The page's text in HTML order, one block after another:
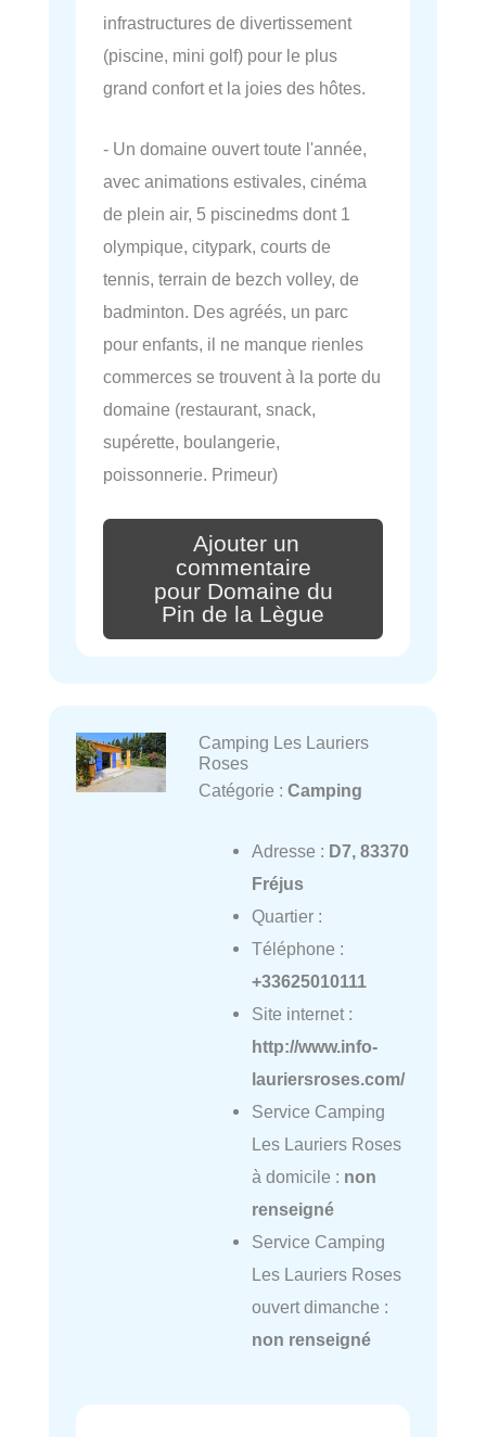
infrastructures de divertissement
(piscine, mini golf) pour le plus
grand confort et la joies des hôtes.
- Un domaine ouvert toute l'année,
avec animations estivales, cinéma
de plein air, 5 piscinedms dont 1
olympique, citypark, courts de
tennis, terrain de bezch volley, de
badminton. Des agréés, un parc
pour enfants, il ne manque rienles
commerces se trouvent à la porte du
domaine (restaurant, snack,
supérette, boulangerie,
poissonnerie. Primeur)
Ajouter un
commentaire
pour Domaine du
Pin de la Lègue
Camping Les Lauriers
Roses
Catégorie : Camping
Adresse : D7, 83370
Fréjus
Quartier :
Téléphone :
+33625010111
Site internet :
http://www.info-
lauriersroses.com/
Service Camping
Les Lauriers Roses
à domicile : non
renseigné
Service Camping
Les Lauriers Roses
ouvert dimanche :
non renseigné